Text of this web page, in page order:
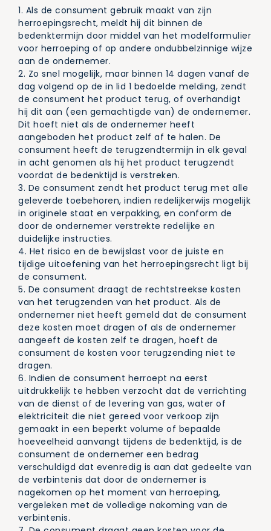
1. Als de consument gebruik maakt van zijn
herroepingsrecht, meldt hij dit binnen de
bedenktermijn door middel van het modelformulier
voor herroeping of op andere ondubbelzinnige wijze
aan de ondernemer.
2. Zo snel mogelijk, maar binnen 14 dagen vanaf de
dag volgend op de in lid 1 bedoelde melding, zendt
de consument het product terug, of overhandigt
hij dit aan (een gemachtigde van) de ondernemer.
Dit hoeft niet als de ondernemer heeft
aangeboden het product zelf af te halen. De
consument heeft de terugzendtermijn in elk geval
in acht genomen als hij het product terugzendt
voordat de bedenktijd is verstreken.
3. De consument zendt het product terug met alle
geleverde toebehoren, indien redelijkerwijs mogelijk
in originele staat en verpakking, en conform de
door de ondernemer verstrekte redelijke en
duidelijke instructies.
4. Het risico en de bewijslast voor de juiste en
tijdige uitoefening van het herroepingsrecht ligt bij
de consument.
5. De consument draagt de rechtstreekse kosten
van het terugzenden van het product. Als de
ondernemer niet heeft gemeld dat de consument
deze kosten moet dragen of als de ondernemer
aangeeft de kosten zelf te dragen, hoeft de
consument de kosten voor terugzending niet te
dragen.
6. Indien de consument herroept na eerst
uitdrukkelijk te hebben verzocht dat de verrichting
van de dienst of de levering van gas, water of
elektriciteit die niet gereed voor verkoop zijn
gemaakt in een beperkt volume of bepaalde
hoeveelheid aanvangt tijdens de bedenktijd, is de
consument de ondernemer een bedrag
verschuldigd dat evenredig is aan dat gedeelte van
de verbintenis dat door de ondernemer is
nagekomen op het moment van herroeping,
vergeleken met de volledige nakoming van de
verbintenis.